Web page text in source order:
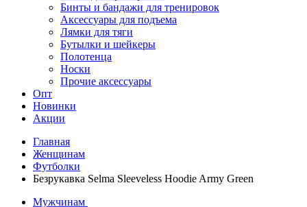
Бинты и бандажи для тренировок
Аксессуары для подъема
Лямки для тяги
Бутылки и шейкеры
Полотенца
Носки
Прочие аксессуары
Опт
Новинки
Акции
Главная
Женщинам
Футболки
Безрукавка Selma Sleeveless Hoodie Army Green
Мужчинам